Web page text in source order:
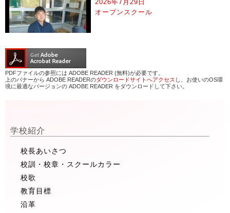
2026年7月29日
オープンスクール
PDFファイルの参照には ADOBE READER (無料)が必要です。
上のバナーから ADOBE READERのダウンロードサイトへアクセス し、お使いのOS環
境に最適なバージョンの ADOBE READER をダウンロードして下さい。
学校紹介
校長あいさつ
校訓・校章・スクールカラー
校歌
教育目標
沿革